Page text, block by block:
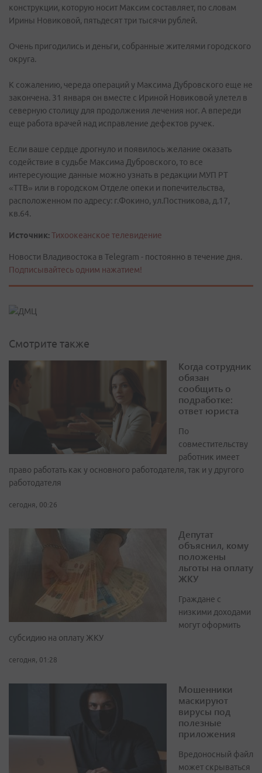
конструкции, которую носит Максим составляет, по словам
Ирины Новиковой, пятьдесят три тысячи рублей.
Очень пригодились и деньги, собранные жителями городского
округа.
К сожалению, череда операций у Максима Дубровского еще не
закончена. 31 января он вместе с Ириной Новиковой улетел в
северную столицу для продолжения лечения ног. А впереди
еще работа врачей над исправление дефектов ручек.
Если ваше сердце дрогнуло и появилось желание оказать
содействие в судьбе Максима Дубровского, то все
интересующие данные можно узнать в редакции МУП РТ
«ТТВ» или в городском Отделе опеки и попечительства,
расположенном по адресу: г.Фокино, ул.Постникова, д.17,
кв.64.
Источник:Тихоокеанское телевидение
Новости Владивостока в Telegram - постоянно в течение дня.
Подписывайтесь одним нажатием!
Смотрите также
Когда сотрудник
обязан
сообщить о
подработке:
ответ юриста
По
совместительству
работник имеет
право работать как у основного работодателя, так и у другого
работодателя
сегодня, 00:26
Депутат
объяснил, кому
положены
льготы на оплату
ЖКУ
Граждане с
низкими доходами
могут оформить
субсидию на оплату ЖКУ
сегодня, 01:28
Мошенники
маскируют
вирусы под
полезные
приложения
Вредоносный файл
может скрываться